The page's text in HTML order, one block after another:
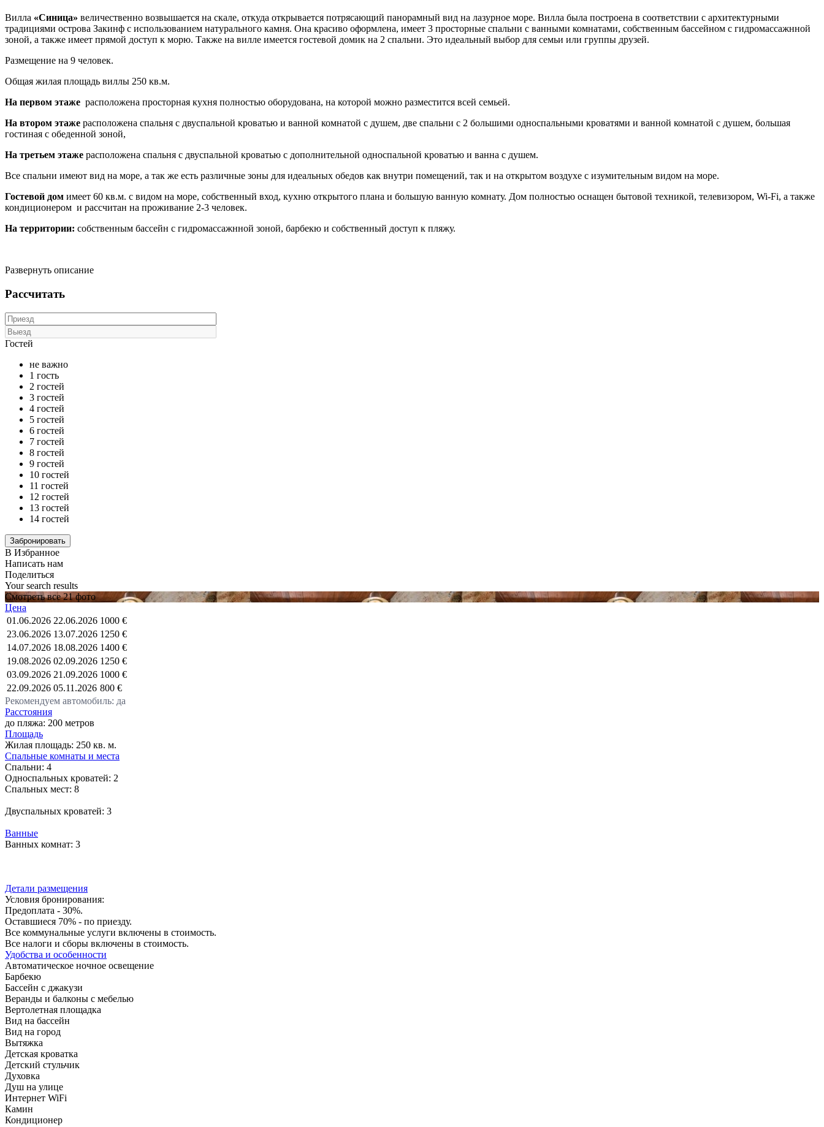
Вилла «Синица» величественно возвышается на скале, откуда открывается потрясающий панорамный вид на лазурное море. Вилла была построена в соответствии с архитектурными
традициями острова Закинф с использованием натурального камня. Она красиво оформлена, имеет 3 просторные спальни с ванными комнатами, собственным бассейном с гидромассажнной
зоной, а также имеет прямой доступ к морю. Также на вилле имеется гостевой домик на 2 спальни. Это идеальный выбор для семьи или группы друзей.
Размещение на 9 человек.
Общая жилая площадь виллы 250 кв.м.
На первом этаже расположена просторная кухня полностью оборудована, на которой можно разместится всей семьей.
На втором этаже расположена спальня с двуспальной кроватью и ванной комнатой с душем, две спальни с 2 большими односпальными кроватями и ванной комнатой с душем, большая
гостиная с обеденной зоной,
На третьем этаже расположена спальня с двуспальной кроватью с дополнительной односпальной кроватью и ванна с душем.
Все спальни имеют вид на море, а так же есть различные зоны для идеальных обедов как внутри помещений, так и на открытом воздухе с изумительным видом на море.
Гостевой дом имеет 60 кв.м. с видом на море, собственный вход, кухню открытого плана и большую ванную комнату. Дом полностью оснащен бытовой техникой, телевизором, Wi-Fi, а также
кондиционером и рассчитан на проживание 2-3 человек.
На территории: собственным бассейн с гидромассажнной зоной, барбекю и собственный доступ к пляжу.
Развернуть описание
Рассчитать
Гостей
не важно
1 гость
2 гостей
3 гостей
4 гостей
5 гостей
6 гостей
7 гостей
8 гостей
9 гостей
10 гостей
11 гостей
12 гостей
13 гостей
14 гостей
В Избранное
Написать нам
Поделиться
Your search results
Смотреть все 21 фото
Цена
01.06.2026 22.06.2026 1000 €
23.06.2026 13.07.2026 1250 €
14.07.2026 18.08.2026 1400 €
19.08.2026 02.09.2026 1250 €
03.09.2026 21.09.2026 1000 €
22.09.2026 05.11.2026 800 €
Рекомендуем автомобиль: да
Расстояния
до пляжа: 200 метров
Площадь
Жилая площадь: 250 кв. м.
Спальные комнаты и места
Спальни: 4
Односпальных кроватей: 2
Спальных мест: 8
Двуспальных кроватей: 3
Ванные
Ванных комнат: 3
Детали размещения
Условия бронирования:
Предоплата - 30%.
Оставшиеся 70% - по приезду.
Все коммунальные услуги включены в стоимость.
Все налоги и сборы включены в стоимость.
Удобства и особенности
Автоматическое ночное освещение
Барбекю
Бассейн с джакузи
Веранды и балконы с мебелью
Вертолетная площадка
Вид на бассейн
Вид на город
Вытяжка
Детская кроватка
Детский стульчик
Духовка
Душ на улице
Интернет WiFi
Камин
Кондиционер